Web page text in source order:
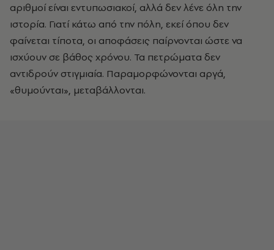
αριθμοί είναι εντυπωσιακοί, αλλά δεν λένε όλη την
ιστορία. Γιατί κάτω από την πόλη, εκεί όπου δεν
φαίνεται τίποτα, οι αποφάσεις παίρνονται ώστε να
ισχύουν σε βάθος χρόνου. Τα πετρώματα δεν
αντιδρούν στιγμιαία. Παραμορφώνονται αργά,
«θυμούνται», μεταβάλλονται.